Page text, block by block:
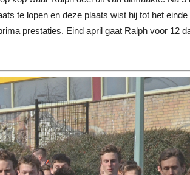
te lopen en deze plaats wist hij tot het
prestaties. Eind april gaat Ralph voor 12